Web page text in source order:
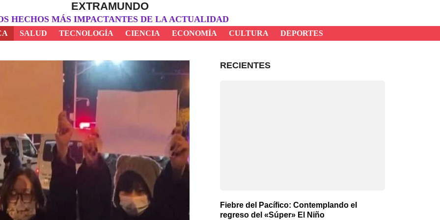
EXTRAMUNDO
HECHOS MÁS IMPACTANTES DE LA ACTUALIDAD
SALUD TECNOLOGÍA CIENCIA ECONOMÍA CULTURA DEPORTES
RECIENTES
Fiebre del Pacífico: Contemplando el
regreso del «Súper» El Niño